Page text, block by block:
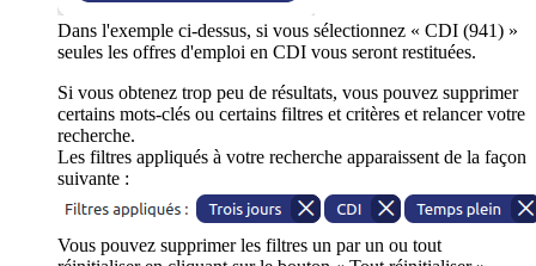
Dans l'exemple ci-dessus, si vous sélectionnez « CDI (941) »
seules les offres d'emploi en CDI vous seront restituées.
Si vous obtenez trop peu de résultats, vous pouvez supprimer
certains mots-clés ou certains filtres et critères et relancer votre
recherche.
Les filtres appliqués à votre recherche apparaissent de la façon
suivante :
Vous pouvez supprimer les filtres un par un ou tout